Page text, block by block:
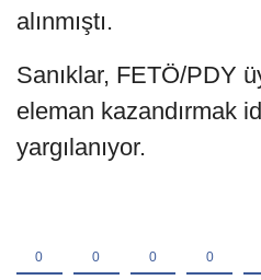
alınmıştı.
Sanıklar, FETÖ/PDY
eleman kazandırmak
yargılanıyor.